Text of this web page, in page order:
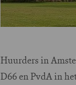
Huurders in
D66 en PvdA in